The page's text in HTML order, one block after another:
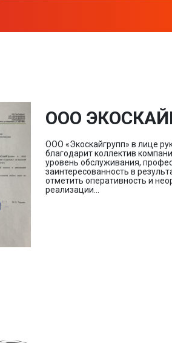
ООО
ООО «Экоскайгрупп» в лице
благодарит коллектив
уровень обслуживания,
заинтересованность в
отметить оперативность и
реализации...